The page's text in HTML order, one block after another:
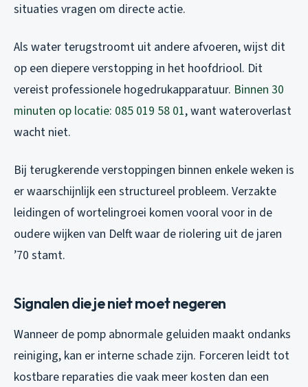
situaties vragen om directe actie.
Als water terugstroomt uit andere afvoeren, wijst dit
op een diepere verstopping in het hoofdriool. Dit
vereist professionele hogedrukapparatuur. Binnen 30
minuten op locatie: 085 019 58 01, want wateroverlast
wacht niet.
Bij terugkerende verstoppingen binnen enkele weken is
er waarschijnlijk een structureel probleem. Verzakte
leidingen of wortelingroei komen vooral voor in de
oudere wijken van Delft waar de riolering uit de jaren
’70 stamt.
Signalen die je niet moet negeren
Wanneer de pomp abnormale geluiden maakt ondanks
reiniging, kan er interne schade zijn. Forceren leidt tot
kostbare reparaties die vaak meer kosten dan een